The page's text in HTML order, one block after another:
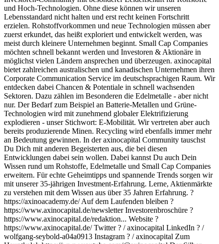
und Hoch-Technologien. Ohne diese können wir unseren
Lebensstandard nicht halten und erst recht keinen Fortschritt
erzielen. Rohstoffvorkommen und neue Technologien müssen aber
zuerst erkundet, das heißt exploriert und entwickelt werden, was
meist durch kleinere Unternehmen beginnt. Small Cap Companies
möchten schnell bekannt werden und Investoren & Aktionäre in
möglichst vielen Ländern ansprechen und überzeugen. axinocapital
bietet zahlreichen australischen und kanadischen Unternehmen ihren
Corporate Communication Service im deutschsprachigen Raum. Wir
entdecken dabei Chancen & Potentiale in schnell wachsenden
Sektoren. Dazu zählen im Besonderen die Edelmetalle - aber nicht
nur. Der Bedarf zum Beispiel an Batterie-Metallen und Grüne-
Technologien wird mit zunehmend globaler Elektrifizierung
explodieren - unser Stichwort: E-Mobilität. Wir vertreten aber auch
bereits produzierende Minen. Recycling wird ebenfalls immer mehr
an Bedeutung gewinnen. In der axinocapital Community tauschst
Du Dich mit anderen Begeisterten aus, die bei diesen
Entwicklungen dabei sein wollen. Dabei kannst Du auch Dein
Wissen rund um Rohstoffe, Edelmetalle und Small Cap Companies
erweitern. Für echte Geheimtipps und spannende Trends sorgen wir
mit unserer 35-jährigen Investment-Erfahrung. Lerne, Aktienmärkte
zu verstehen mit dem Wissen aus über 35 Jahren Erfahrung. ?
https://axinoacademy.de/ Auf dem Laufenden bleiben ?
https://www.axinocapital.de/newsletter Investorenbroschüre ?
https://www.axinocapital.de/redaktion... Website ?
https://www.axinocapital.de/ Twitter ? / axinocapital LinkedIn ? /
wolfgang-seybold-a04a0913 Instagram ? / axinocapital Zum